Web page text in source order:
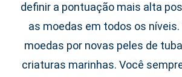
definir a pontuação mais alta
as moedas em todos os
moedas por novas peles de
criaturas marinhas. Você